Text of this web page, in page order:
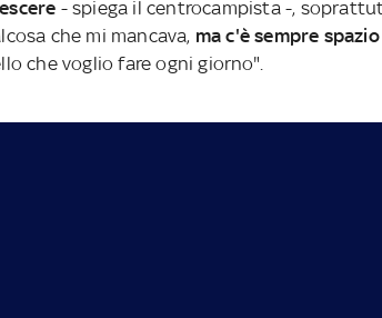
- spiega il centrocampista -,
che mi mancava, ma c'è sempre
che voglio fare ogni giorno".